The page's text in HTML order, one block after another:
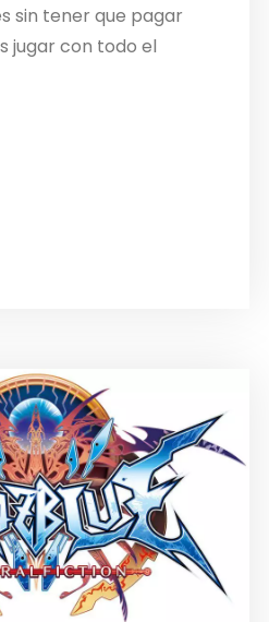
sin tener que pagar
jugar con todo el
tendrás que
que podemos saber